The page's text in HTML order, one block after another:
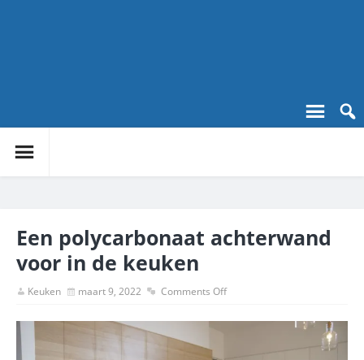
Een polycarbonaat achterwand
voor in de keuken
Keuken maart 9, 2022 Comments Off